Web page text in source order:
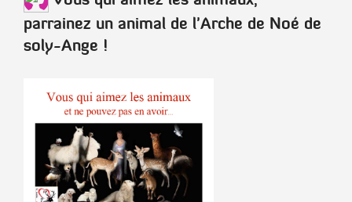
parrainez un animal de l'Arche de Noé de
soly-Ange !